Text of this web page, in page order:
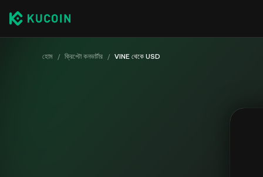
হোম / ক্রিপ্টো কনভার্টার / VINE থেকে USD